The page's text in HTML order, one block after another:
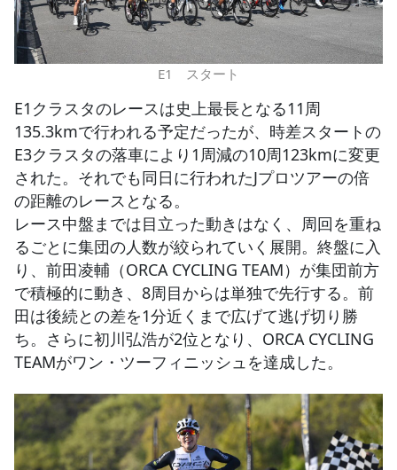
E1 スタート
E1クラスタのレースは史上最長となる11周
135.3kmで行われる予定だったが、時差スタートの
E3クラスタの落車により1周減の10周123kmに変更
された。それでも同日に行われたJプロツアーの倍
の距離のレースとなる。
レース中盤までは目立った動きはなく、周回を重ね
るごとに集団の人数が絞られていく展開。終盤に入
り、前田凌輔（ORCA CYCLING TEAM）が集団前方
で積極的に動き、8周目からは単独で先行する。前
田は後続との差を1分近くまで広げて逃げ切り勝
ち。さらに初川弘浩が2位となり、ORCA CYCLING
TEAMがワン・ツーフィニッシュを達成した。